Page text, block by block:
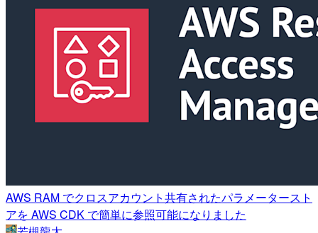
AWS RAM でクロスアカウント共有されたパラメータースト
アを AWS CDK で簡単に参照可能になりました